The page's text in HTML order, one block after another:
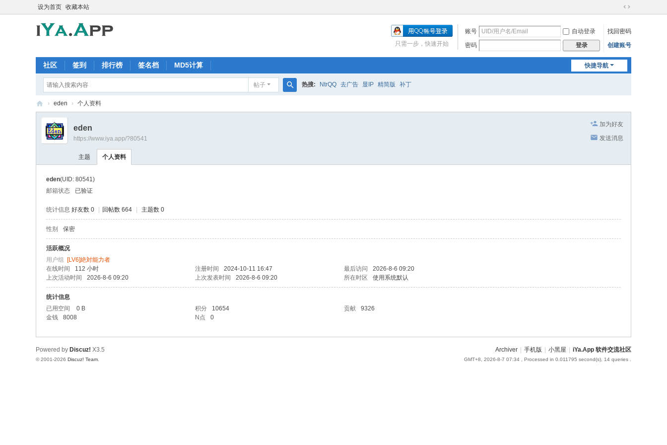
设为首页 收藏本站
切
到
宽
账号 自动登录
找回密码
密码
登录 创建账号
只需一步，快速开始
快捷导航
社区 签到 排行榜 签名档 MD5计算
帖子
索
热搜: NtrQQ 去广告 显IP 精简版 补丁
iY
› eden › 个人资料
加为好友
发送消息
eden
https://www.iya.app/?80541
主题 个人资料
eden(UID: 80541)
邮箱状态
已验证
统计信息 好友数 0 回帖数 664 主题数 0
性别 保密
活跃概况
用户组 [LV6]絶対能力者
在线时间
112 小时 注册时间 2024-10-11 16:47 最后访问
2026-8-6 09:20
上次活动时间
2026-8-6 09:20 上次发表时间 2026-8-6 09:20 所在时区 使用系统默认
统计信息
已用空间
0 B 积分 10654 贡献
9326
金钱
8008 N点 0
Archiver 手机版 小黑屋 iYa.App 软件交流社区
GMT+8, 2026-8-7 07:34 , Processed in 0.011795 second(s), 14 queries .
Powered by Discuz! X3.5
© 2001-2026 Discuz! Team